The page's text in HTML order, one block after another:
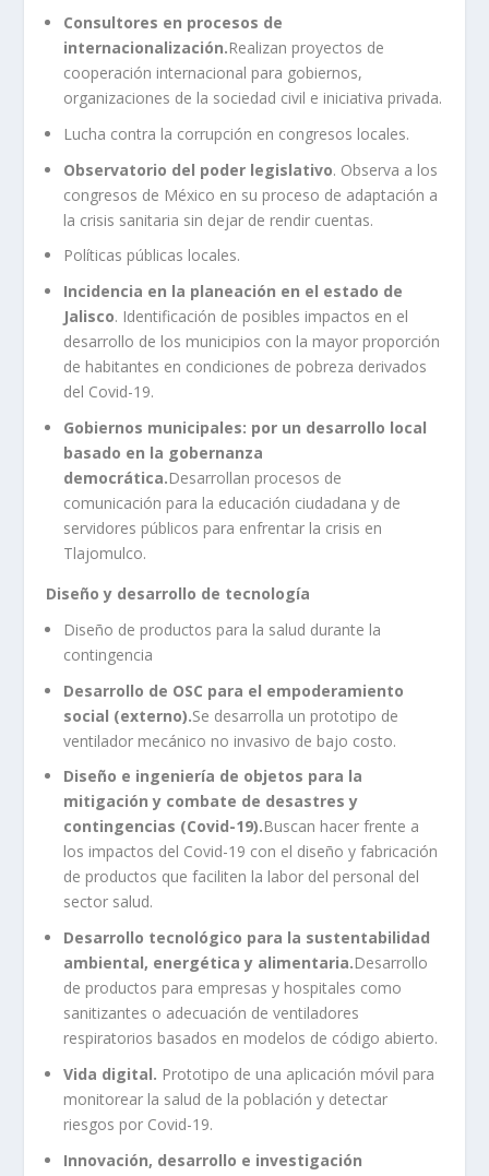
Consultores en procesos de
internacionalización.Realizan proyectos de
cooperación internacional para gobiernos,
organizaciones de la sociedad civil e iniciativa privada.
Lucha contra la corrupción en congresos locales.
Observatorio del poder legislativo. Observa a los
congresos de México en su proceso de adaptación a
la crisis sanitaria sin dejar de rendir cuentas.
Políticas públicas locales.
Incidencia en la planeación en el estado de
Jalisco. Identificación de posibles impactos en el
desarrollo de los municipios con la mayor proporción
de habitantes en condiciones de pobreza derivados
del Covid-19.
Gobiernos municipales: por un desarrollo local
basado en la gobernanza
democrática.Desarrollan procesos de
comunicación para la educación ciudadana y de
servidores públicos para enfrentar la crisis en
Tlajomulco.
Diseño y desarrollo de tecnología
Diseño de productos para la salud durante la
contingencia
Desarrollo de OSC para el empoderamiento
social (externo).Se desarrolla un prototipo de
ventilador mecánico no invasivo de bajo costo.
Diseño e ingeniería de objetos para la
mitigación y combate de desastres y
contingencias (Covid-19).Buscan hacer frente a
los impactos del Covid-19 con el diseño y fabricación
de productos que faciliten la labor del personal del
sector salud.
Desarrollo tecnológico para la sustentabilidad
ambiental, energética y alimentaria.Desarrollo
de productos para empresas y hospitales como
sanitizantes o adecuación de ventiladores
respiratorios basados en modelos de código abierto.
Vida digital. Prototipo de una aplicación móvil para
monitorear la salud de la población y detectar
riesgos por Covid-19.
Innovación, desarrollo e investigación